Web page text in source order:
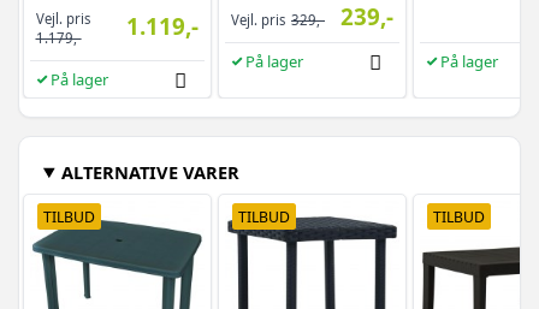
Vejl. pris
1.179,-
1.119,-
På lager
Vejl. pris 329,- 239,-
På lager På lager
ALTERNATIVE VARER
TILBUD TILBUD TILBUD